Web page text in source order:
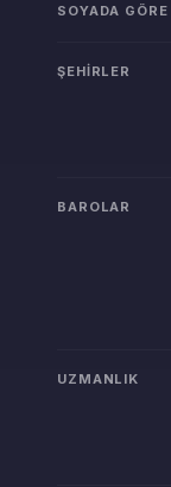
SOYADA GÖRE
ŞEHIRLER
BAROLAR
UZMANLIK